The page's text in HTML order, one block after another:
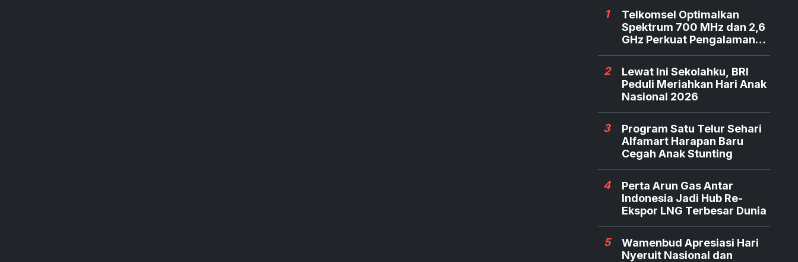
1
Telkomsel Optimalkan
Spektrum 700 MHz dan 2,6
GHz Perkuat Pengalaman
2
Lewat Ini Sekolahku, BRI
Peduli Meriahkan Hari Anak
Nasional 2026
3
Program Satu Telur Sehari
Alfamart Harapan Baru
Cegah Anak Stunting
4
Perta Arun Gas Antar
Indonesia Jadi Hub Re-
Ekspor LNG Terbesar Dunia
5
Wamenbud Apresiasi Hari
Nyeruit Nasional dan